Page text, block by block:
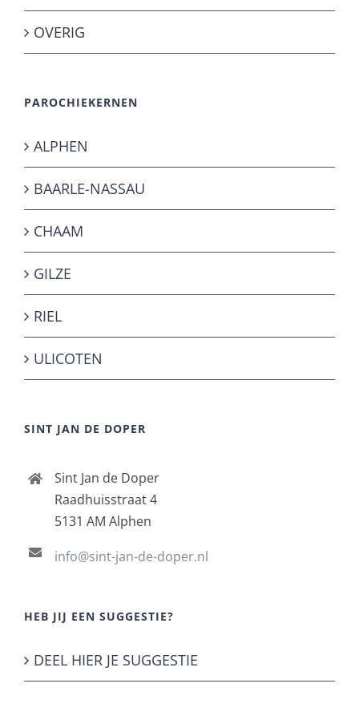
OVERIG
PAROCHIEKERNEN
ALPHEN
BAARLE-NASSAU
CHAAM
GILZE
RIEL
ULICOTEN
SINT JAN DE DOPER
Sint Jan de Doper
Raadhuisstraat 4
5131 AM Alphen
info@sint-jan-de-doper.nl
HEB JIJ EEN SUGGESTIE?
DEEL HIER JE SUGGESTIE